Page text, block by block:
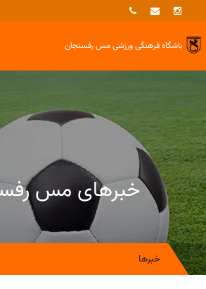
باشگاه فرهنگی ورزشیمس رفسنجان
خبرهای مس
خبرها